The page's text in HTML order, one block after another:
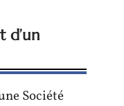
d’un
Société